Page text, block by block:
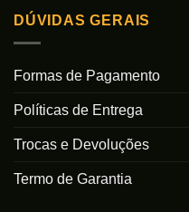
DÚVIDAS GERAIS
Formas de Pagamento
Políticas de Entrega
Trocas e Devoluções
Termo de Garantia